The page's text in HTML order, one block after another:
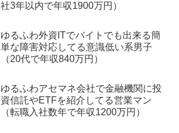
社3年以内で年収1900万円）
ゆるふわ外資ITでバイトでも出来る簡
単な障害対応してる意識低い系男子
（20代で年収840万円）
ゆるふわアセマネ会社で金融機関に投
資信託やETFを紹介してる営業マン
（転職入社数年で年収1200万円）